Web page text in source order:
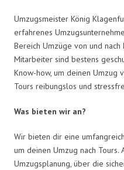
Umzugsmeister König
erfahrenes
Bereich Umzüge von und
Mitarbeiter sind bestens
Know-how, um deinen Umzug
Tours reibungslos und
Was bieten wir an?
Wir bieten dir eine
um deinen Umzug nach
Umzugsplanung, über die